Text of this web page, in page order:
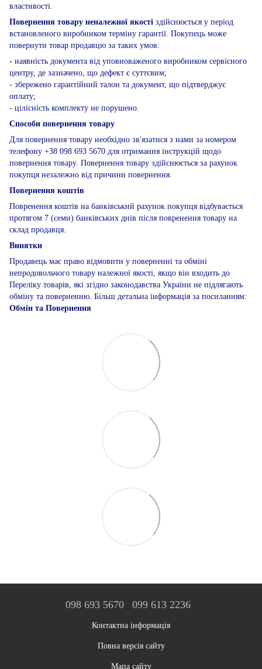
властивості.
Повернення товару неналежної якості здійснюється у період
встановленого виробником терміну гарантії. Покупець може
повернути товар продавцю за таких умов:
- наявність документа від уповноваженого виробником сервісного
центру, де зазначено, що дефект є суттєвим;
- збережено гарантійний талон та документ, що підтверджує
оплату;
- цілісність комплекту не порушено.
Способи повернення товару
Для повернення товару необхідно зв'язатися з нами за номером
телефону +38 098 693 5670 для отримання інструкцій щодо
повернення товару. Повернення товару здійснюється за рахунок
покупця незалежно від причини повернення.
Повернення коштів
Повренення коштів на банківський рахунок покупця відбувається
протягом 7 (семи) банківських днів після повренення товару на
склад продавця.
Винятки
Продавець має право відмовити у поверненні та обміні
непродовольчого товару належної якості, якщо він входить до
Переліку товарів, які згідно законодавства України не підлягають
обміну та поверненню. Більш детальна інформація за посиланням:
Обмін та Повернення
098 693 5670 099 613 2236
Контактна інформація
Повна версія сайту
Мапа сайту